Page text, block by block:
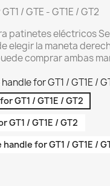
/ GTE - GT1E / GT2
patinetes eléctricos
elegir la maneta
comprar ambas
for GT1 / GT1E /
GT1 / GT1E / GT2
/ GT1E / GT2
for GT1 / GT1E /